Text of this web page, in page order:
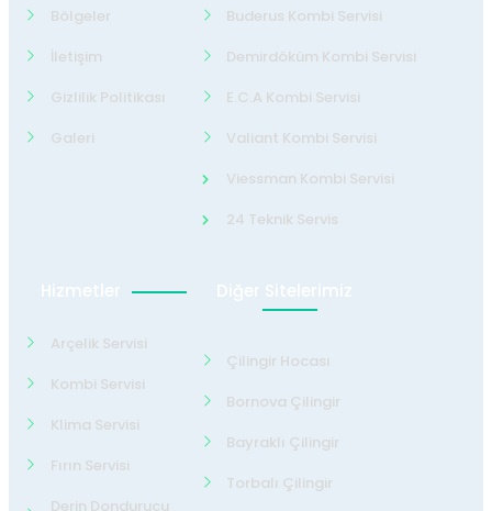
Bölgeler
İletişim
Gizlilik Politikası
Galeri
Buderus Kombi Servisi
Demirdöküm Kombi Servisi
E.C.A Kombi Servisi
Valiant Kombi Servisi
Viessman Kombi Servisi
24 Teknik Servis
Hizmetler
Arçelik Servisi
Kombi Servisi
Klima Servisi
Fırın Servisi
Derin Dondurucu
Diğer Sitelerimiz
Çilingir Hocası
Bornova Çilingir
Bayraklı Çilingir
Torbalı Çilingir